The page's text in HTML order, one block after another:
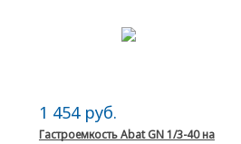
1 454 руб.
Гастроемкость Abat GN 1/3-40 на